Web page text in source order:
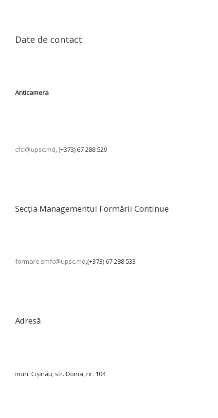
Date de contact
Anticamera
cfcl@upsc.md, (+373) 67 288 529
Secția Managementul Formării Continue
formare.smfc@upsc.md,(+373) 67 288 533
Adresă
mun. Cișinău, str. Doina, nr. 104